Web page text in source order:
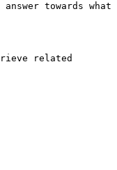
towards what
related